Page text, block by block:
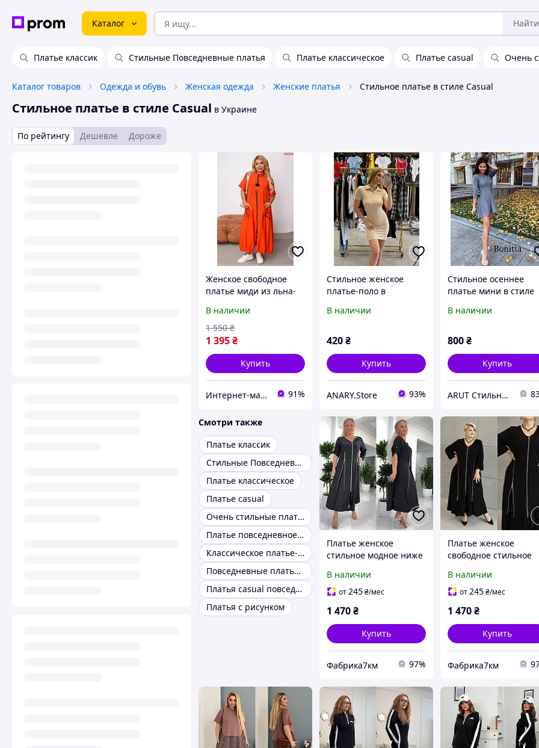
Каталог Найти
Платье классик Стильные Повседневные платья Платье классическое Платье casual Очень
Каталог товаров Одежда и обувь Женская одежда Женские платья Стильное платье в стиле Casual
Стильное платье в стиле Casual в Украине
По рейтингу Дешевле Дороже
Женское свободное
платье миди из льна-
шнуровкой: стильное
платье батал в стиле
casual,Производитель
Одесса
В наличии
1 395₴
1 550 ₴
Купить
Интернет-магазин "All Shop" 91%
Стильное женское
платье-поло в
В наличии
420₴
Купить
ANARY.Store 93%
Стильное осеннее
платье мини в стиле
В наличии
800₴
Купить
ARUT Стильная женская одежда от украинского производителя
Смотри также
Платье классик
Стильные Повседневные платья
Платье классическое
Платье casual
Очень стильные платья
Платье повседневное купить
Классическое платье-футляр бежевое
Повседневные платья осень
Платья casual повседневные
Платья с рисунком
Платье женское
стильное модное ниже
молниями в стиле бохо
больших размеров 52-
В наличии
от245₴/мес
1 470₴
Купить
Фабрика7км 97%
Платье женское
свободное стильное
прогулочное в стиле
бохо с молниями
В наличии
от245₴/мес
1 470₴
Купить
Фабрика7км